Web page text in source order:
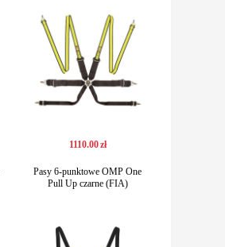
1110.00zł
Pasy 6-punktowe OMP One
Pull Up czarne (FIA)